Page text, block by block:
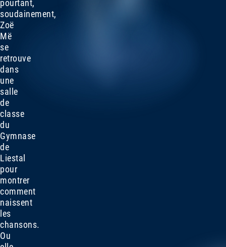
pourtant,
soudainement,
Zoë
Më
se
retrouve
dans
une
salle
de
classe
du
Gymnase
de
Liestal
pour
montrer
comment
naissent
les
chansons.
Ou